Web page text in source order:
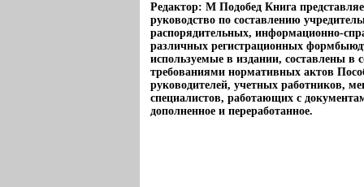
Редактор: М Подобед Книга
руководство по составлению
распорядительных, информационно-
различных регистрационных
используемые в издании, составлены в
требованиями нормативных актов
руководителей, учетных работников,
специалистов, работающих с
дополненное и переработанное.